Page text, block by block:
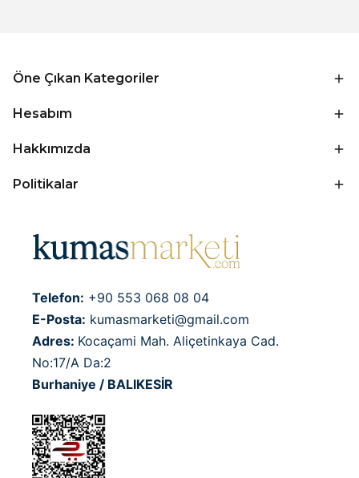
Öne Çıkan Kategoriler
Hesabım
Hakkımızda
Politikalar
Telefon: +90 553 068 08 04
E-Posta: kumasmarketi@gmail.com
Adres: Kocaçami Mah. Aliçetinkaya Cad.
No:17/A Da:2
Burhaniye / BALIKESİR